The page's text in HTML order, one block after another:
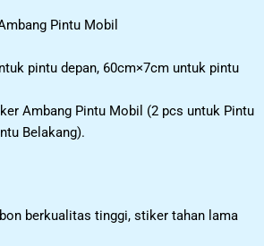
Pintu Mobil
pintu depan, 60cm×7cm untuk pintu
Ambang Pintu Mobil (2 pcs untuk Pintu
Belakang).
berkualitas tinggi, stiker tahan lama